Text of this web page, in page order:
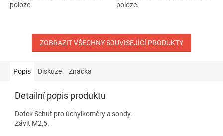
poloze.
poloze.
ZOBRAZIT VŠECHNY SOUVISEJÍCÍ PRODUKTY
Popis Diskuze Značka
Detailní popis produktu
Dotek Schut pro úchylkoměry a sondy.
Závit M2,5.